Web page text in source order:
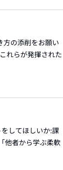
方の添削をお願い
れらが発揮された
してほしいか:課
他者から学ぶ柔軟